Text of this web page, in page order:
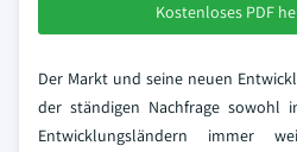
Kostenloses PDF
Der Markt und seine neuen
der ständigen Nachfrage sowohl
Entwicklungsländern immer